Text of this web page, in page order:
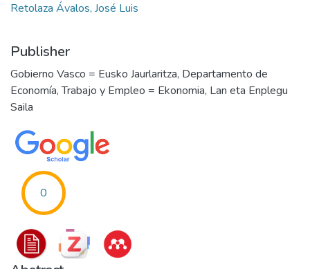
Retolaza Ávalos, José Luis
Publisher
Gobierno Vasco = Eusko Jaurlaritza, Departamento de
Economía, Trabajo y Empleo = Ekonomia, Lan eta Enplegu
Saila
0